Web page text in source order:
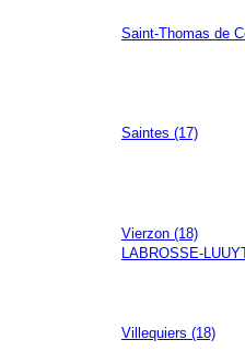
Saint-Thomas de
Saintes (17)
Vierzon (18)
LABROSSE-
Villequiers (18)